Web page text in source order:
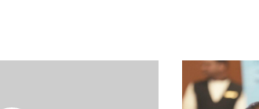
News:
पंजाब